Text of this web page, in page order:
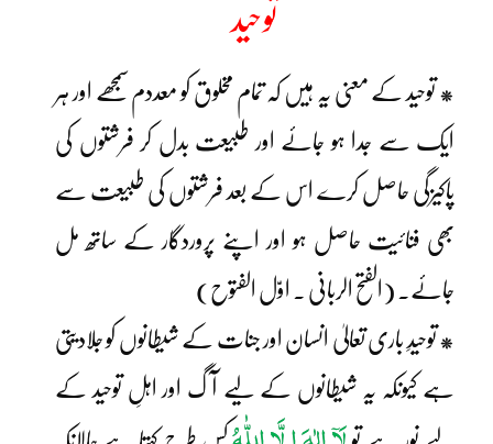
توحید
* توحید کے معنی یہ ہیں کہ تمام مخلوق کو معددم سمجھے اور ہر
ایک سے جدا ہو جائے اور طبیعت بدل کر فرشتوں کی
پاکیزگی حاصل کرے اس کے بعد فرشتوں کی طبیعت سے
بھی فنائیت حاصل ہو اور اپنے پروردگار کے ساتھ مل
جائے۔ (الفتح الربانی ۔ اوّل الفتوح)
* توحیدِ باری تعالیٰ انسان اور جنات کے شیطانوں کو جلادیتی
ہے کیونکہ یہ شیطانوں کے لیے آگ اور اہلِ توحید کے
لیے نور ہے تُو کس طرح کہتا ہے حالانکہ